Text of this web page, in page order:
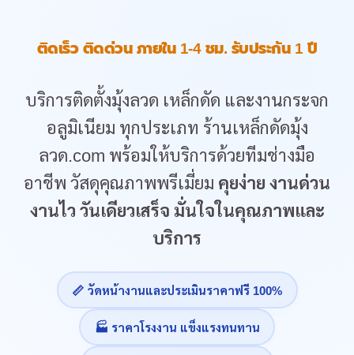
ติดเร็ว ติดด่วน ภายใน 1-4 ชม. รับประกัน 1 ปี
บริการติดตั้งมุ้งลวด เหล็กดัด และงานกระจก
อลูมิเนียม ทุกประเภท ร้านเหล็กดัดมุ้ง
ลวด.com พร้อมให้บริการด้วยทีมช่างมือ
อาชีพ วัสดุคุณภาพพรีเมี่ยม คุยง่าย งานด่วน
งานไว วันเดียวเสร็จ มั่นใจในคุณภาพและ
บริการ
📏 วัดหน้างานและประเมินราคาฟรี 100%
🏭 ราคาโรงงาน แข็งแรงทนทาน